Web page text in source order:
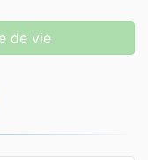
de vie